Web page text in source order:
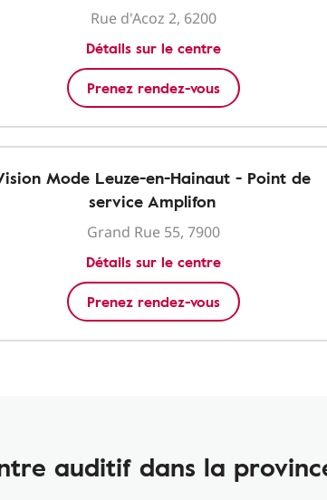
Rue d'Acoz 2, 6200
Détails sur le centre
Prenez rendez-vous
Mode Leuze-en-Hainaut - Point de
service Amplifon
Grand Rue 55, 7900
Détails sur le centre
Prenez rendez-vous
auditif dans la